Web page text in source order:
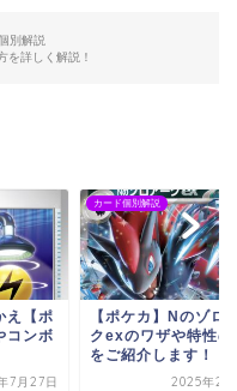
別解説
を詳しく解説！
アー
の効果
2月24日
カード個別解説
バトルコロシアム【
カ】の効果や使いど
をご紹介します！
2025年11